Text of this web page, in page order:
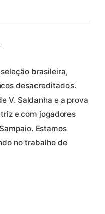
brasileira,
desacreditados.
V. Saldanha e a prova
e com jogadores
Estamos
no trabalho de